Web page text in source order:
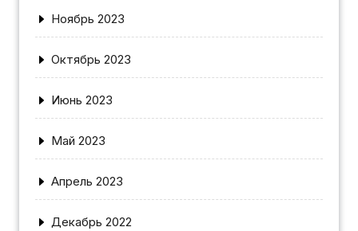
Ноябрь 2023
Октябрь 2023
Июнь 2023
Май 2023
Апрель 2023
Декабрь 2022